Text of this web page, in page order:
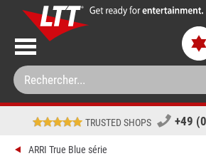
TRUSTED SHOPS +49
ARRI True Blue série